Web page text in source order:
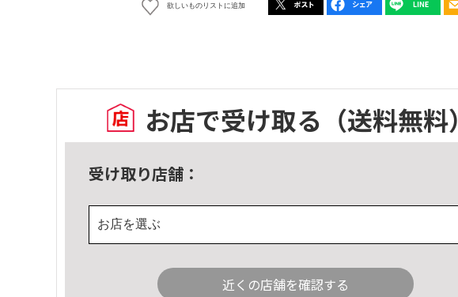
欲しいものリストに追加
お店で受け取る （送料無料）
受け取り店舗：
お店を選ぶ
近くの店舗を確認する